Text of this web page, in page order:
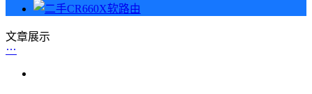
文章展示